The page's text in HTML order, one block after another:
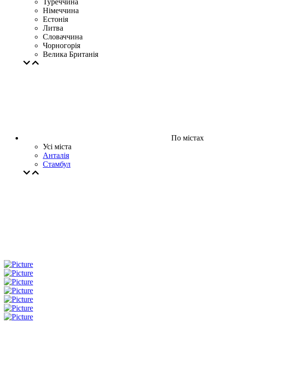
Туреччина
Німеччина
Естонія
Литва
Словаччина
Чорногорія
Велика Британія
По містах
Усі міста
Анталія
Стамбул